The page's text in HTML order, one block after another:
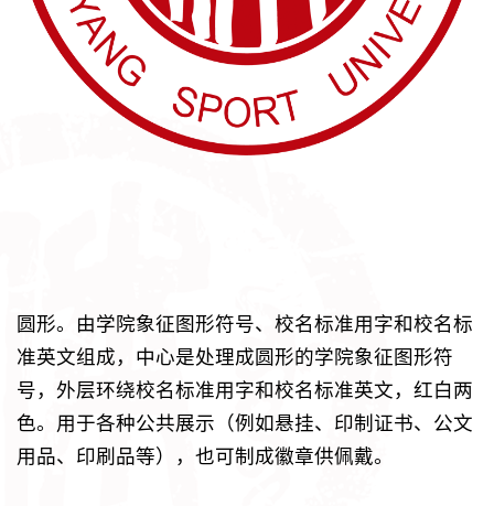
圆形。由学院象征图形符号、校名标准用字和校名标
准英文组成，中心是处理成圆形的学院象征图形符
号，外层环绕校名标准用字和校名标准英文，红白两
色。用于各种公共展示（例如悬挂、印制证书、公文
用品、印刷品等），也可制成徽章供佩戴。